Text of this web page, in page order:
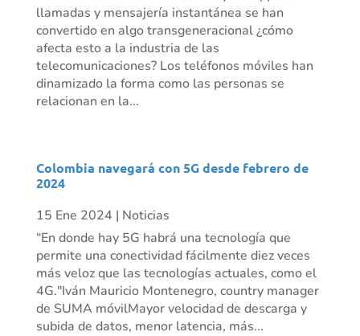
llamadas y mensajería instantánea se han
convertido en algo transgeneracional ¿cómo
afecta esto a la industria de las
telecomunicaciones? Los teléfonos móviles han
dinamizado la forma como las personas se
relacionan en la...
Colombia navegará con 5G desde febrero de
2024
15 Ene 2024 | Noticias
“En donde hay 5G habrá una tecnología que
permite una conectividad fácilmente diez veces
más veloz que las tecnologías actuales, como el
4G."Iván Mauricio Montenegro, country manager
de SUMA móvilMayor velocidad de descarga y
subida de datos, menor latencia, más...